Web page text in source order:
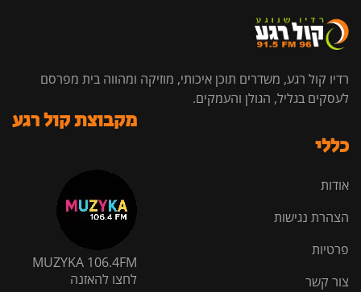
רדיו קול רגע, משדרים תוכן איכותי, מוזיקה ומהווה בית מפרסם
לעסקים בגליל, הגולן והעמקים.
כללי
אודות
הצהרת נגישות
פרטיות
צור קשר
מקבוצת קול רגע
MUZYKA 106.4FM
לחצו להאזנה